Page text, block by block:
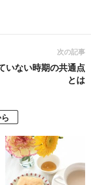
次の記事
いない時期の共通点
とは